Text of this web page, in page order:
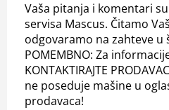
Vaša pitanja i komentari
servisa Mascus. Čitamo
odgovaramo na zahteve u
POMEMBNO: Za
KONTAKTIRAJTE
ne poseduje mašine u
prodavaca!